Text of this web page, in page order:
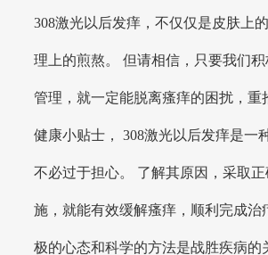
308激光以后发痒，不仅仅是皮肤上
理上的煎熬。 但请相信，只要我们
管理，就一定能脱离瘙痒的困扰，重
健康小贴士， 308激光以后发痒是一
不必过于担心。 了解其原因，采取
施，就能有效缓解瘙痒，顺利完成治
极的心态和科学的方法是战胜疾病的